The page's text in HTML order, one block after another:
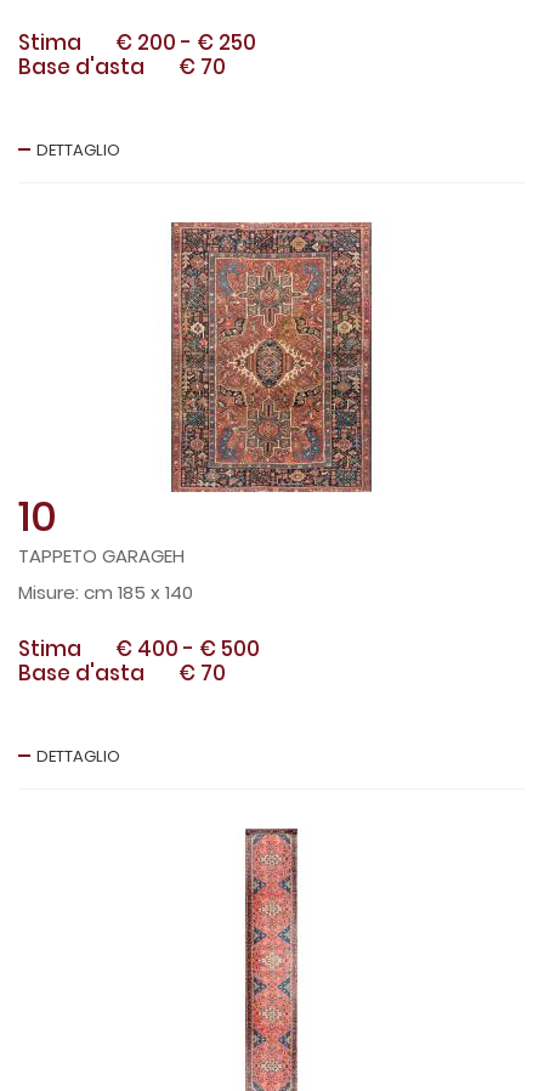
Stima € 200 - € 250
Base d'asta
€ 70
DETTAGLIO
10
TAPPETO GARAGEH
cm 185 x 140
Stima € 400 - € 500
Base d'asta
€ 70
DETTAGLIO